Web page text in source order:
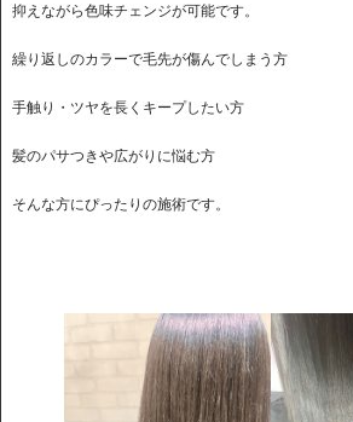
抑えながら色味チェンジが可能です。
繰り返しのカラーで毛先が傷んでしまう方
手触り・ツヤを長くキープしたい方
髪のパサつきや広がりに悩む方
そんな方にぴったりの施術です。